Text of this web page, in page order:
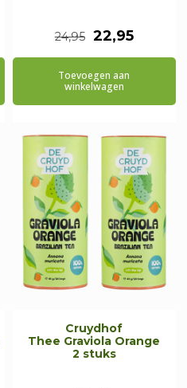
24,95
prijs
was:
22,95
prijs
Toevoegen aan
winkelwagen
Cruydhof
Thee Graviola Orange
2 stuks